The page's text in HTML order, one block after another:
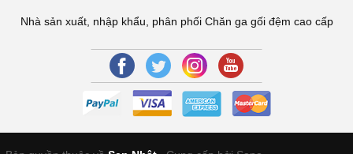
Nhà sản xuất, nhập khẩu, phân phối Chăn ga gối đệm cao cấp